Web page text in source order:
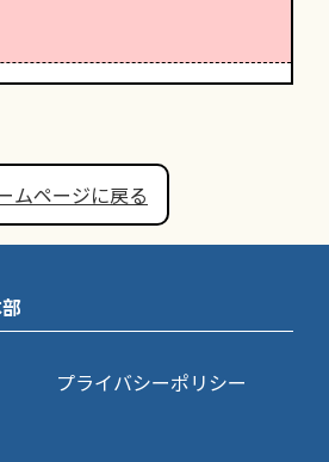
ムページに戻る
プライバシーポリシー